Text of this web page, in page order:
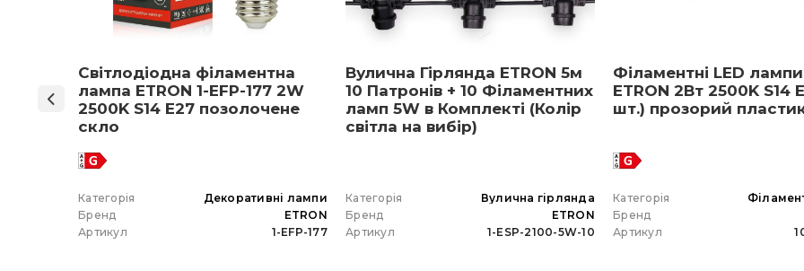
Світлодіодна філаментна
лампа ETRON 1-EFP-177 2W
2500K S14 E27 позолочене
скло
Категорія
Декоративні лампи
Бренд
ETRON
Артикул
1-EFP-177
Вулична Гірлянда ETRON 5м
10 Патронів + 10 Філаментних
ламп 5W в Комплекті (Колір
світла на вибір)
Категорія
Вулична гірлянда
Бренд
ETRON
Артикул
1-ESP-2100-5W-10
Філаментні LED лампи
ETRON 2Вт 2500K S14
шт.) прозорий
Категорія
Бренд
Артикул